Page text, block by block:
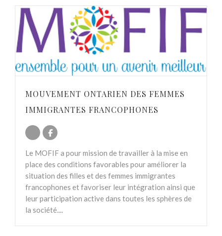
MOUVEMENT ONTARIEN DES FEMMES
IMMIGRANTES FRANCOPHONES
Le MOFIF a pour mission de travailler à la mise en
place des conditions favorables pour améliorer la
situation des filles et des femmes immigrantes
francophones et favoriser leur intégration ainsi que
leur participation active dans toutes les sphères de
la société....